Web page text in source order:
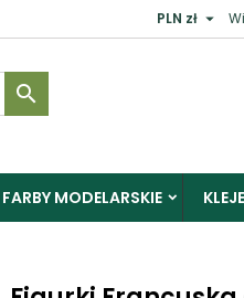
PLN zł 

FARBY MODELARSKIE